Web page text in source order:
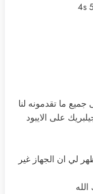
ما تقدمونه لنا
على الايبود
لي ان الجهاز غير